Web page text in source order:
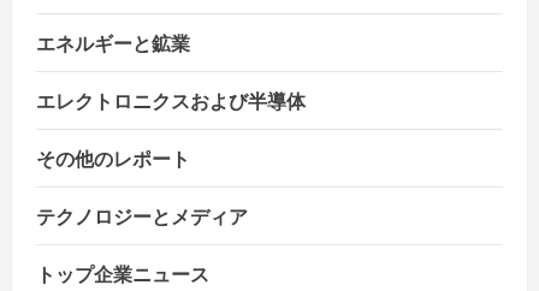
エネルギーと鉱業
エレクトロニクスおよび半導体
その他のレポート
テクノロジーとメディア
トップ企業ニュース